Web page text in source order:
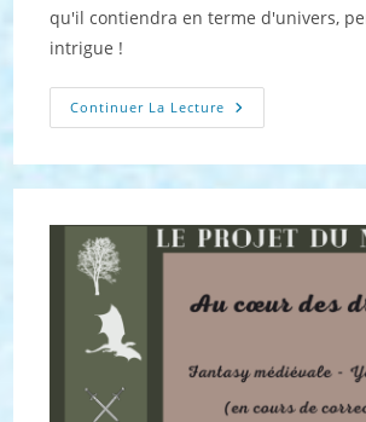
qu'il contiendra en terme d'univers,
intrigue !
Continuer La Lecture Le
Projet
2024